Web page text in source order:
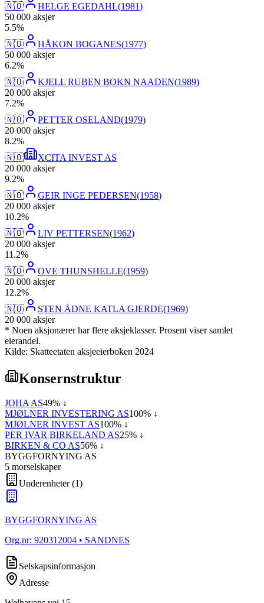
🇳🇴
HELGE EGEDAHL(1981)
50 000 aksjer
5.5%
🇳🇴
HÅKON BOGANES(1977)
50 000 aksjer
6.2%
🇳🇴
KJELL RUBEN BOKN NAADEN(1989)
20 000 aksjer
7.2%
🇳🇴
PETTER OSELAND(1979)
20 000 aksjer
8.2%
🇳🇴
XCITA INVEST AS
20 000 aksjer
9.2%
🇳🇴
GEIR INGE PEDERSEN(1958)
20 000 aksjer
10.2%
🇳🇴
LIV PETTERSEN(1962)
20 000 aksjer
11 .2%
🇳🇴
OVE THUNSHELLE(1959)
20 000 aksjer
12.2%
🇳🇴
STEN ÅDNE KATLA GJERDE(1969)
20 000 aksjer
* Noen aksjonærer har flere aksjeklasser. Prosent viser samlet
eierandel.
Kilde: Skatteetaten aksjeeierboken 2024
Konsernstruktur
JOHA AS49% ↓
MJØLNER INVESTERING AS100% ↓
MJØLNER INVEST AS100% ↓
PER IVAR BIRKELAND AS25% ↓
BIRKEN & CO AS56% ↓
BYGGFORNYING AS
5 morselskaper
Underenheter(1)
BYGGFORNYING AS
Org.nr: 920312004 • SANDNES
Selskapsinformasjon
Adresse